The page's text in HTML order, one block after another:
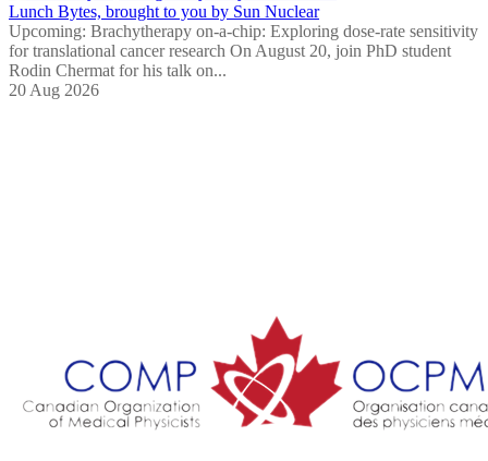
Lunch Bytes, brought to you by Sun Nuclear
Upcoming: Brachytherapy on-a-chip: Exploring dose-rate sensitivity
for translational cancer research On August 20, join PhD student
Rodin Chermat for his talk on...
20 Aug 2026